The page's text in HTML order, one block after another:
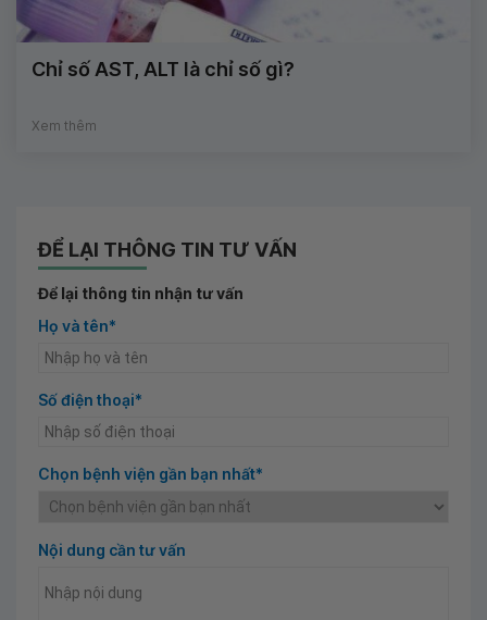
Chỉ số AST, ALT là chỉ số gì?
Xem thêm
ĐỂ LẠI THÔNG TIN TƯ VẤN
Để lại thông tin nhận tư vấn
Họ và tên*
Số điện thoại*
Chọn bệnh viện gần bạn nhất*
Nội dung cần tư vấn